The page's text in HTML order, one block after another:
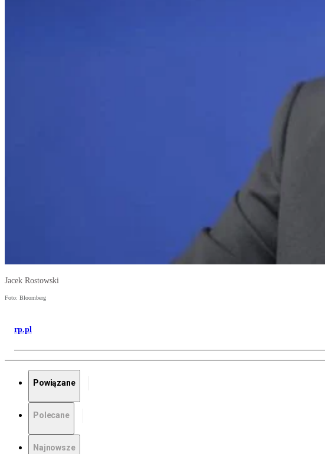
Jacek Rostowski
Foto: Bloomberg
rp.pl
Powiązane
Polecane
Najnowsze